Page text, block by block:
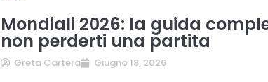
Mondiali 2026: la guida
non perderti una partita
Greta Cartera Giugno 18, 2026